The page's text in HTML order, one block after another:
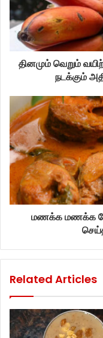
தினமும் வெறும்
நடக்கும்
மணக்க மணக்க
Related Articles